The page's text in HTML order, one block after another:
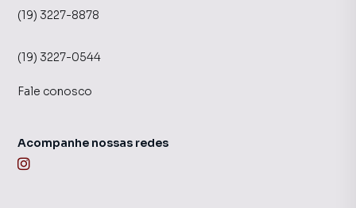
(19) 3227-8878
(19) 3227-0544
Fale conosco
Acompanhe nossas redes